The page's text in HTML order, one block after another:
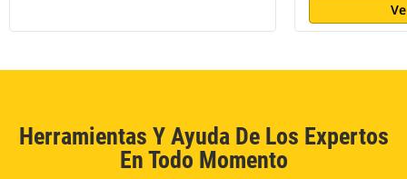
Herramientas Y Ayuda De Los Expertos
En Todo Momento